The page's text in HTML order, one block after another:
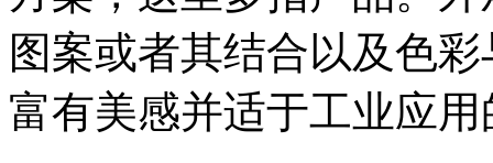
图案或者其结合以及色
富有美感并适于工业应